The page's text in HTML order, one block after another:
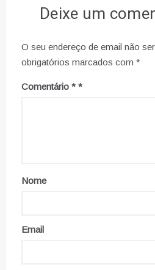
Deixe um
O seu endereço de email não
obrigatórios marcados com *
Comentário *
Nome
Email